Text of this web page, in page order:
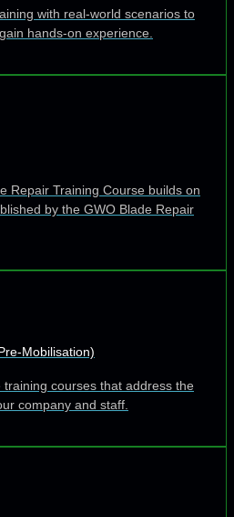
with real-world scenarios to
hands-on experience.
Repair Training Course builds on
by the GWO Blade Repair
Mobilisation)
courses that address the
company and staff.